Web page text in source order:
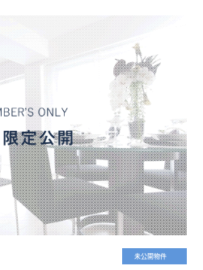
未公開物件